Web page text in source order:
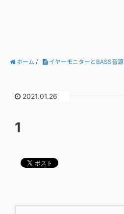
ホーム / イヤーモニターとBASS音源
2021.01.26
1